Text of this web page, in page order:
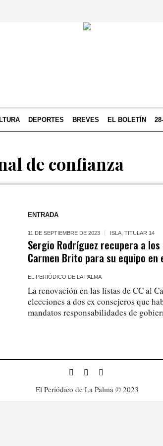
DEPORTES BREVES EL BOLETÍN
de confianza
ENTRADA
11 DE SEPTIEMBRE DE 2023 ISLA ,TITULAR 14
Sergio Rodríguez recupera a
Carmen Brito para su equipo en
EL PERIÓDICO DE LA PALMA
La renovación en las listas de CC al
elecciones a dos ex consejeros que
mandatos responsabilidades de
El Periódico de La Palma © 2023